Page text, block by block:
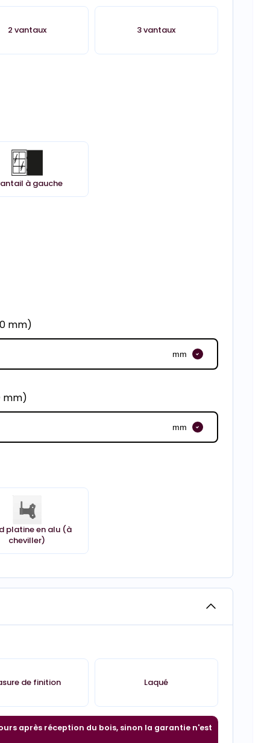
2 vantaux 3 vantaux
à gauche
mm)
mm
mm)
mm
platine en alu (à
cheviller)
de finition Laqué
après réception du bois, sinon la garantie n'est